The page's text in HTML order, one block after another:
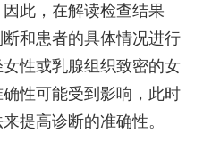
此，在解读检查结果
和患者的具体情况进行
性或乳腺组织致密的女
性可能受到影响，此时
提高诊断的准确性。